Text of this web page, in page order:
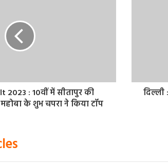
2023 : 10वीं में सीतापुर की
महोबा के शुभ चपरा ने किया टॉप